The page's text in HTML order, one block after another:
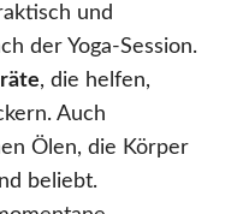
und
der Yoga-Session.
, die helfen,
Auch
Ölen, die Körper
beliebt.